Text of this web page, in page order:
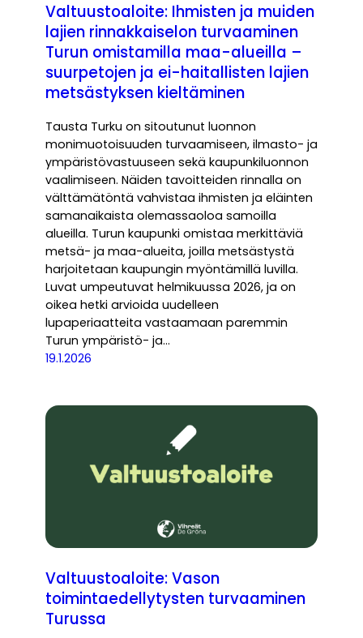
Valtuustoaloite: Ihmisten ja muiden
lajien rinnakkaiselon turvaaminen
Turun omistamilla maa-alueilla –
suurpetojen ja ei-haitallisten lajien
metsästyksen kieltäminen
Tausta Turku on sitoutunut luonnon
monimuotoisuuden turvaamiseen, ilmasto- ja
ympäristövastuuseen sekä kaupunkiluonnon
vaalimiseen. Näiden tavoitteiden rinnalla on
välttämätöntä vahvistaa ihmisten ja eläinten
samanaikaista olemassaoloa samoilla
alueilla. Turun kaupunki omistaa merkittäviä
metsä- ja maa-alueita, joilla metsästystä
harjoitetaan kaupungin myöntämillä luvilla.
Luvat umpeutuvat helmikuussa 2026, ja on
oikea hetki arvioida uudelleen
lupaperiaatteita vastaamaan paremmin
Turun ympäristö- ja…
19.1.2026
Valtuustoaloite: Vason
toimintaedellytysten turvaaminen
Turussa